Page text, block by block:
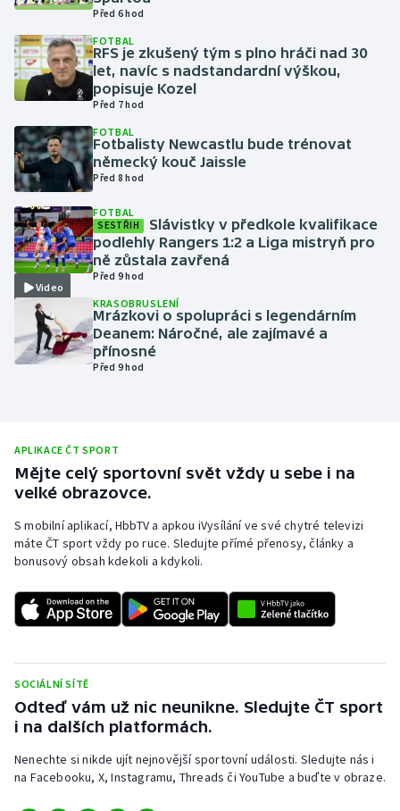
Jezdectví
Judo
Krasobruslení
Lezení
Lyže a snowboard
Moderní pětiboj
Motorsport
Olympijské hry
Parasport
Ragby
Rychlobruslení
Rychlostní kanoistika
Short track
Stolní tenis
Triatlon
Veslování
Před 6 hod
FOTBAL
RFS je zkušený tým s plno hráči nad 30
let, navíc s nadstandardní výškou,
popisuje Kozel
Před 7 hod
FOTBAL
Fotbalisty Newcastlu bude trénovat
německý kouč Jaissle
Před 8 hod
Video
FOTBAL
SESTŘIH
Slávistky v předkole kvalifikace
podlehly Rangers 1:2 a Liga mistryň pro
ně zůstala zavřená
Před 9 hod
KRASOBRUSLENÍ
Mrázkovi o spolupráci s legendárním
Deanem: Náročné, ale zajímavé a
přínosné
Před 9 hod
APLIKACE ČT SPORT
Mějte celý sportovní svět vždy u sebe i na
velké obrazovce.
S mobilní aplikací, HbbTV a apkou iVysílání ve své chytré televizi
máte ČT sport vždy po ruce. Sledujte přímé přenosy, články a
bonusový obsah kdekoli a kdykoli.
SOCIÁLNÍ SÍTĚ
Odteď vám už nic neunikne. Sledujte ČT sport
i na dalších platformách.
Nenechte si nikde ujít nejnovější sportovní události. Sledujte nás i
na Facebooku, X, Instagramu, Threads či YouTube a buďte v obraze.